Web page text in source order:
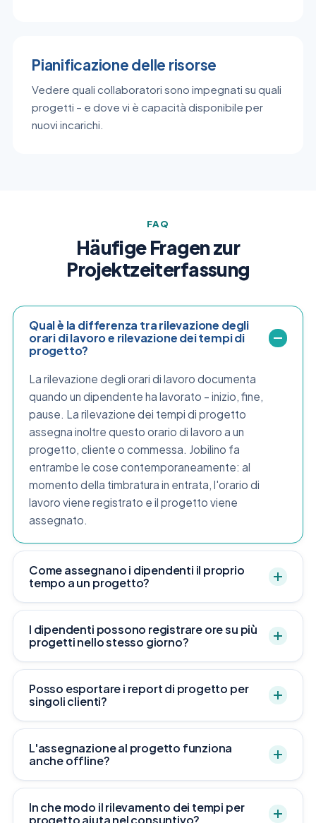
Pianificazione delle risorse
Vedere quali collaboratori sono impegnati su quali
progetti – e dove vi è capacità disponibile per
nuovi incarichi.
FAQ
Häufige Fragen zur
Projektzeiterfassung
Qual è la differenza tra rilevazione degli
orari di lavoro e rilevazione dei tempi di
progetto?
La rilevazione degli orari di lavoro documenta
quando un dipendente ha lavorato – inizio, fine,
pause. La rilevazione dei tempi di progetto
assegna inoltre questo orario di lavoro a un
progetto, cliente o commessa. Jobilino fa
entrambe le cose contemporaneamente: al
momento della timbratura in entrata, l'orario di
lavoro viene registrato e il progetto viene
assegnato.
Come assegnano i dipendenti il proprio
tempo a un progetto?
I dipendenti possono registrare ore su più
progetti nello stesso giorno?
Posso esportare i report di progetto per
singoli clienti?
L'assegnazione al progetto funziona
anche offline?
In che modo il rilevamento dei tempi per
progetto aiuta nel consuntivo?